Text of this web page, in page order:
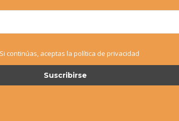
Si continúas, aceptas la política de privacidad